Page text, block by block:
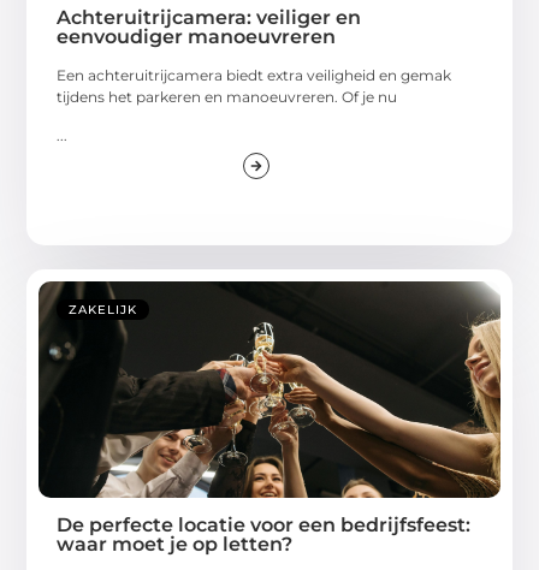
Achteruitrijcamera: veiliger en
eenvoudiger manoeuvreren
Een achteruitrijcamera biedt extra veiligheid en gemak
tijdens het parkeren en manoeuvreren. Of je nu
...
ZAKELIJK
De perfecte locatie voor een bedrijfsfeest:
waar moet je op letten?